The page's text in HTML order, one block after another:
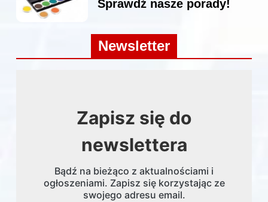
Sprawdź nasze porady!
Newsletter
Zapisz się do
newslettera
Bądź na bieżąco z aktualnościami i
ogłoszeniami. Zapisz się korzystając ze
swojego adresu email.